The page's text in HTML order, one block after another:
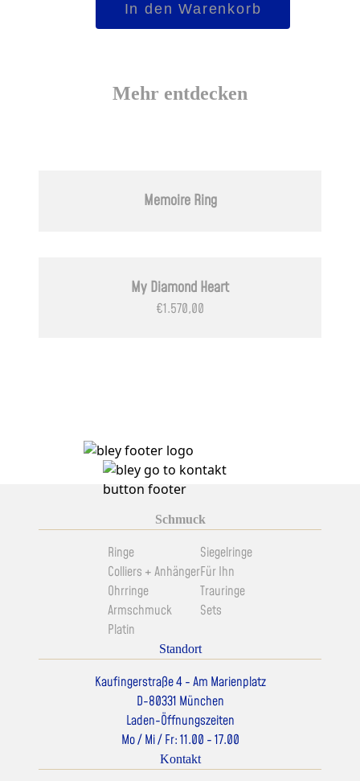
Diamond
In den Warenkorb
Mehr entdecken
Memoire Ring
My Diamond Heart
€1.570,00
Schmuck
Ringe
Colliers + Anhänger
Ohrringe
Armschmuck
Platin
Siegelringe
Für Ihn
Trauringe
Sets
Standort
Kaufingerstraße 4 - Am Marienplatz
D-80331 München
Laden-Öffnungszeiten
Mo / Mi / Fr: 11.00 - 17.00
Kontakt